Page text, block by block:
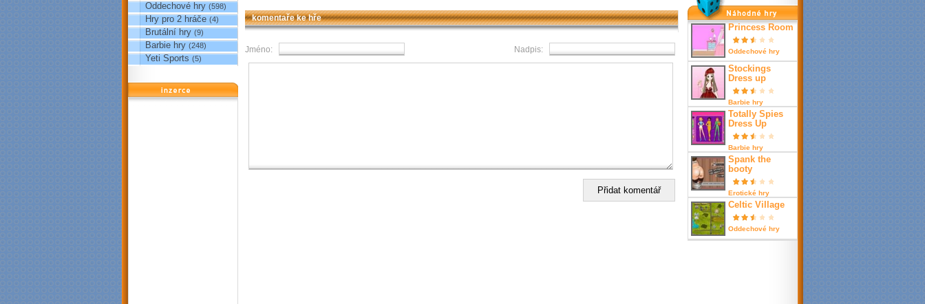
Oddechové hry (598)
Hry pro 2 hráče (4)
Brutální hry (9)
Barbie hry (248)
Yeti Sports (5)
reklama
komentaře ke hře
Jméno: Nadpis:
nahodné hry
Princess Room
Oddechové hry
Stockings
Dress up
Barbie hry
Totally Spies
Dress Up
Barbie hry
Spank the
booty
Erotické hry
Celtic Village
Oddechové hry